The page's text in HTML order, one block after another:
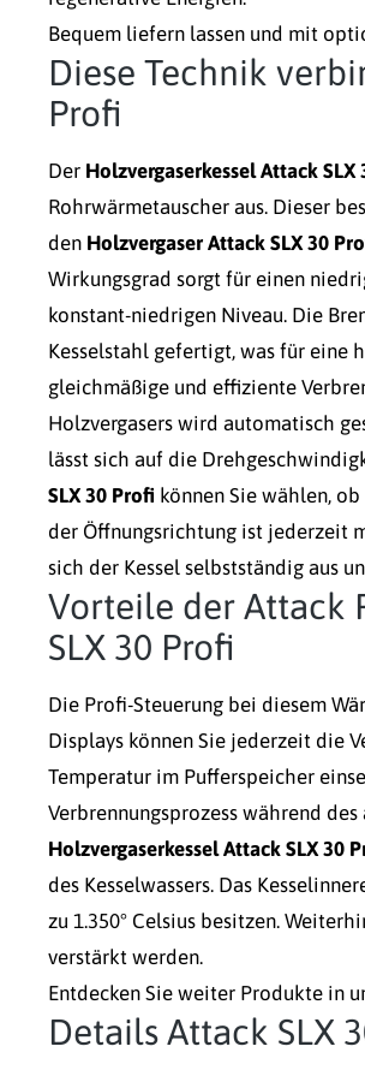
Bequem liefern lassen und mit
Diese Technik
Profi
Der Holzvergaserkessel Attack SLX
Rohrwärmetauscher aus. Dieser
den Holzvergaser Attack SLX 30
Wirkungsgrad sorgt für einen
konstant-niedrigen Niveau. Die
Kesselstahl gefertigt, was für eine
gleichmäßige und effiziente
Holzvergasers wird automatisch
lässt sich auf die
SLX 30 Profi können Sie wählen,
der Öffnungsrichtung ist jederzeit
sich der Kessel selbstständig aus
Vorteile der Attack
SLX 30 Profi
Die Profi-Steuerung bei diesem
Displays können Sie jederzeit die
Temperatur im Pufferspeicher
Verbrennungsprozess während
Holzvergaserkessel Attack SLX 30
des Kesselwassers. Das
zu 1.350° Celsius besitzen.
verstärkt werden.
Entdecken Sie weiter Produkte in
Details Attack SLX